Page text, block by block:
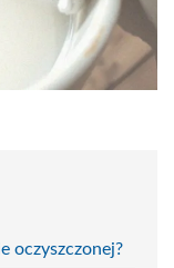
oczyszczonej?